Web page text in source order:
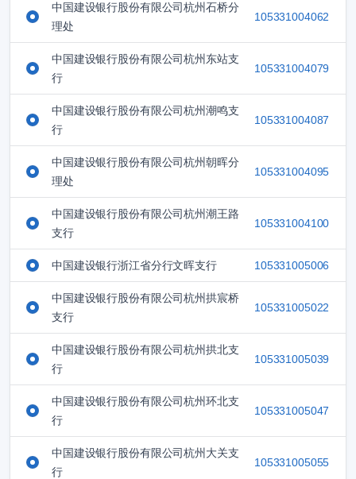
中国建设银行股份有限公司杭州石桥分
理处
105331004062
中国建设银行股份有限公司杭州东站支
行
105331004079
中国建设银行股份有限公司杭州潮鸣支
行
105331004087
中国建设银行股份有限公司杭州朝晖分
理处
105331004095
中国建设银行股份有限公司杭州潮王路
支行
105331004100
中国建设银行浙江省分行文晖支行 105331005006
中国建设银行股份有限公司杭州拱宸桥
支行
105331005022
中国建设银行股份有限公司杭州拱北支
行
105331005039
中国建设银行股份有限公司杭州环北支
行
105331005047
中国建设银行股份有限公司杭州大关支
行
105331005055